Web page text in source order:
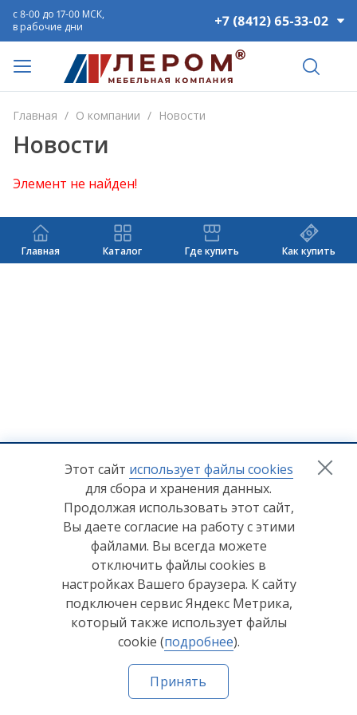
+7 (8412) 65-33-02
с 8-00 до 17-00 МСК,
в рабочие дни
Главная / О компании / Новости
Новости
Элемент не найден!
Главная Каталог Где купить Как купить
+7 (8412) 65-33-00
info@lerom.ru
Согласие на обработку персональных данных
Политика конфиденциальности
Согласие на обработку персональных данных Яндекс
© ООО "Мебельная компания "Лером" 2026
Пенза-Онлайн
Этот сайт использует файлы cookies
для сбора и хранения данных.
Продолжая использовать этот сайт,
Вы даете согласие на работу с этими
файлами. Вы всегда можете
отключить файлы cookies в
настройках Вашего браузера. К сайту
подключен сервис Яндекс Метрика,
который также использует файлы
cookie (подробнее).
Принять